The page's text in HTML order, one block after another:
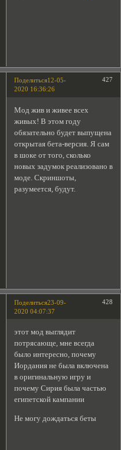
Поделиться 427
12-05-
2020 16:36:26
Мод жив и живее всех
живых! В этом году
обязательно будет выпущена
открытая бета-версия. Я сам
в шоке от того, сколько
новых задумок реализовано в
моде. Скриншоты,
разумеется, будут.
Поделиться 428
23-09-
2020 04:07:37
этот мод выглядит
потрясающе, мне всегда
было интересно, почему
Иордания не была включена
в оригинальную игру и
почему Сирия была частью
египетской кампании
Не могу дождаться беты